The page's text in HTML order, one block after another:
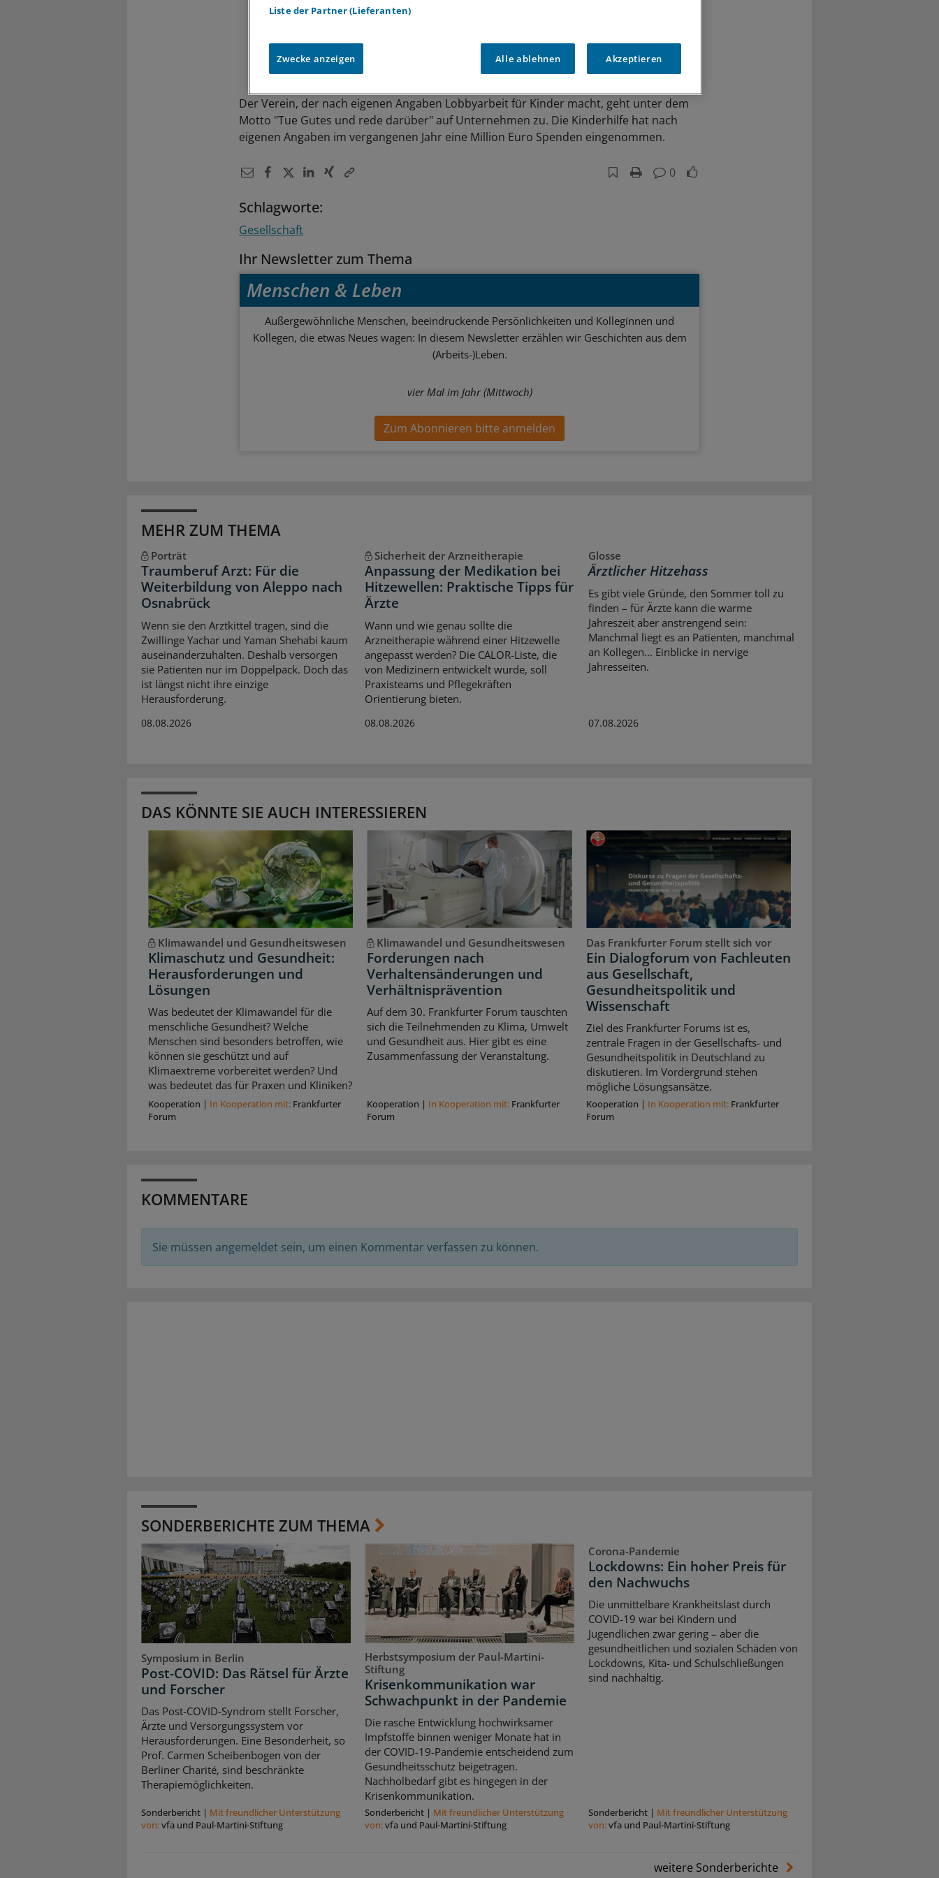
Der Verein, der nach eigenen Angaben Lobbyarbeit für Kinder macht, geht unter dem
Motto "Tue Gutes und rede darüber" auf Unternehmen zu. Die Kinderhilfe hat nach
eigenen Angaben im vergangenen Jahr eine Million Euro Spenden eingenommen.
0
Schlagworte:
Gesellschaft
Ihr Newsletter zum Thema
Menschen & Leben
Außergewöhnliche Menschen, beeindruckende Persönlichkeiten und Kolleginnen und
Kollegen, die etwas Neues wagen: In diesem Newsletter erzählen wir Geschichten aus dem
(Arbeits-)Leben.
vier Mal im Jahr (Mittwoch)
Zum Abonnieren bitte anmelden
MEHR ZUM THEMA
Porträt
Traumberuf Arzt: Für die
Weiterbildung von Aleppo nach
Osnabrück
Wenn sie den Arztkittel tragen, sind die
Zwillinge Yachar und Yaman Shehabi kaum
auseinanderzuhalten. Deshalb versorgen
sie Patienten nur im Doppelpack. Doch das
ist längst nicht ihre einzige
Herausforderung.
08.08.2026
Sicherheit der Arzneitherapie
Anpassung der Medikation bei
Hitzewellen: Praktische Tipps für
Ärzte
Wann und wie genau sollte die
Arzneitherapie während einer Hitzewelle
angepasst werden? Die CALOR-Liste, die
von Medizinern entwickelt wurde, soll
Praxisteams und Pflegekräften
Orientierung bieten.
08.08.2026
Glosse
Ärztlicher Hitzehass
Es gibt viele Gründe, den Sommer toll zu
finden – für Ärzte kann die warme
Jahreszeit aber anstrengend sein:
Manchmal liegt es an Patienten, manchmal
an Kollegen... Einblicke in nervige
Jahresseiten.
07.08.2026
DAS KÖNNTE SIE AUCH INTERESSIEREN
Klimawandel und Gesundheitswesen
Klimaschutz und Gesundheit:
Herausforderungen und
Lösungen
Was bedeutet der Klimawandel für die
menschliche Gesundheit? Welche
Menschen sind besonders betroffen, wie
können sie geschützt und auf
Klimaextreme vorbereitet werden? Und
was bedeutet das für Praxen und Kliniken?
Kooperation | In Kooperation mit: Frankfurter
Forum
Klimawandel und Gesundheitswesen
Forderungen nach
Verhaltensänderungen und
Verhältnisprävention
Auf dem 30. Frankfurter Forum tauschten
sich die Teilnehmenden zu Klima, Umwelt
und Gesundheit aus. Hier gibt es eine
Zusammenfassung der Veranstaltung.
Kooperation | In Kooperation mit: Frankfurter
Forum
Das Frankfurter Forum stellt sich vor
Ein Dialogforum von Fachleuten
aus Gesellschaft,
Gesundheitspolitik und
Wissenschaft
Ziel des Frankfurter Forums ist es,
zentrale Fragen in der Gesellschafts- und
Gesundheitspolitik in Deutschland zu
diskutieren. Im Vordergrund stehen
mögliche Lösungsansätze.
Kooperation | In Kooperation mit: Frankfurter
Forum
KOMMENTARE
Sie müssen angemeldet sein, um einen Kommentar verfassen zu können.
SONDERBERICHTE ZUM THEMA
Symposium in Berlin
Post-COVID: Das Rätsel für Ärzte
und Forscher
Das Post-COVID-Syndrom stellt Forscher,
Ärzte und Versorgungssystem vor
Herausforderungen. Eine Besonderheit, so
Prof. Carmen Scheibenbogen von der
Berliner Charité, sind beschränkte
Therapiemöglichkeiten.
Sonderbericht | Mit freundlicher Unterstützung
von:vfa und Paul-Martini-Stiftung
Herbstsymposium der Paul-Martini-
Stiftung
Krisenkommunikation war
Schwachpunkt in der Pandemie
Die rasche Entwicklung hochwirksamer
Impfstoffe binnen weniger Monate hat in
der COVID-19-Pandemie entscheidend zum
Gesundheitsschutz beigetragen.
Nachholbedarf gibt es hingegen in der
Krisenkommunikation.
Sonderbericht| Mit freundlicher Unterstützung
von:vfa und Paul-Martini-Stiftung
Corona-Pandemie
Lockdowns: Ein hoher Preis für
den Nachwuchs
Die unmittelbare Krankheitslast durch
COVID-19 war bei Kindern und
Jugendlichen zwar gering – aber die
gesundheitlichen und sozialen Schäden von
Lockdowns, Kita- und Schulschließungen
sind nachhaltig.
Sonderbericht| Mit freundlicher Unterstützung
von:vfa und Paul-Martini-Stiftung
weitere Sonderberichte
Liste der Partner (Lieferanten)
Zwecke anzeigen Alle ablehnen Akzeptieren